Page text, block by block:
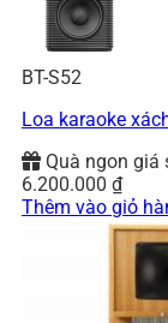
BT-S52
Loa karaoke
Quà ngon giá
6.200.000 ₫
Thêm vào giỏ